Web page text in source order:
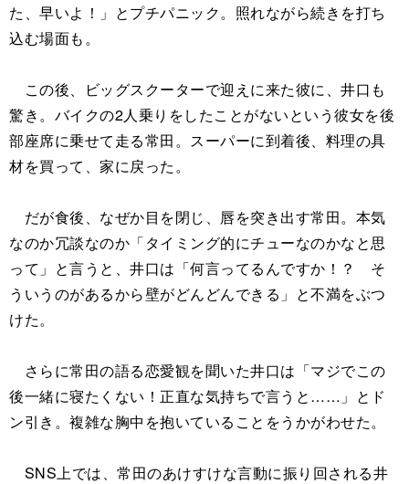
た、早いよ！」とプチパニック。照れながら続きを打ち
込む場面も。
この後、ビッグスクーターで迎えに来た彼に、井口も
驚き。バイクの2人乗りをしたことがないという彼女を後
部座席に乗せて走る常田。スーパーに到着後、料理の具
材を買って、家に戻った。
だが食後、なぜか目を閉じ、唇を突き出す常田。本気
なのか冗談なのか「タイミング的にチューなのかなと思
って」と言うと、井口は「何言ってるんですか！？ そ
ういうのがあるから壁がどんどんできる」と不満をぶつ
けた。
さらに常田の語る恋愛観を聞いた井口は「マジでこの
後一緒に寝たくない！正直な気持ちで言うと……」とド
ン引き。複雑な胸中を抱いていることをうかがわせた。
SNS上では、常田のあけすけな言動に振り回される井